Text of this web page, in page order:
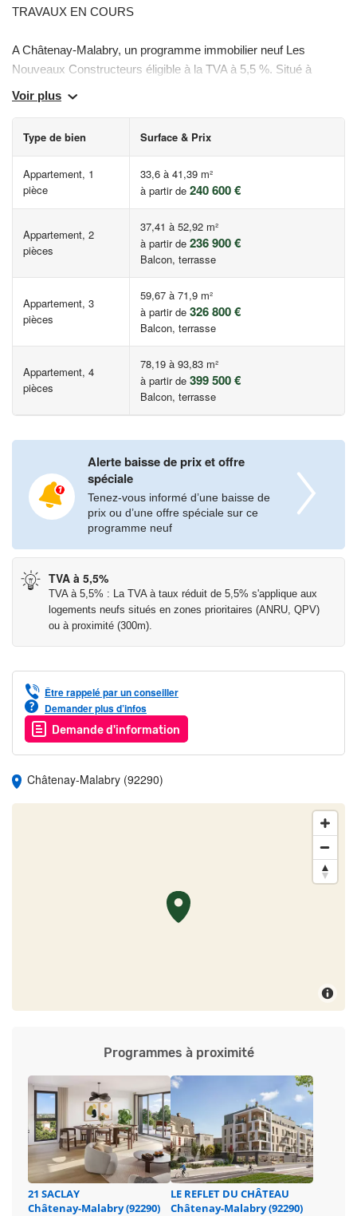
TRAVAUX EN COURS
A Châtenay-Malabry, un programme immobilier neuf Les
Nouveaux Constructeurs éligible à la TVA à 5,5 %. Situé à
distance piétonne du centre-ville et du parc de la Vallée aux
se compose d'appartements neufs du studio au 5 pièces, dont
prolongements extérieurs : balcon, loggia, terrasse ou jardin
RE 2020 proposant deux jardins paysagers d'agrément avec
bacs potagers partagés. Stationnements privatifs en sous-sol.
Nombreuses commodités dans un rayon de 900 m :
commerces et services de centre-ville, supermarché et
marché, offre complète d'établissements d'enseignement (de la
crèche au lycée), parc de la Vallée aux Loups, équipements
culturels et sportifs. Arrêt de bus au pied de la réalisation reliant
en 14 min à la gare La Croix de Berny. Accès à l'A86 à 700 m
(en connexion rapide avec la N118 et l'A6a).
*Voir Conditions sur
sont disponibles sur le site Géorisques :
www.georisques.gouv.fr
Voir plus
Type de bien Surface & Prix
Appartement, 1
pièce
33,6 à 41,39 m²
à partir de 240 600 €
Appartement, 2
pièces
37,41 à 52,92 m²
à partir de 236 900 €
Balcon, terrasse
Appartement, 3
pièces
59,67 à 71,9 m²
à partir de 326 800 €
Balcon, terrasse
Appartement, 4
pièces
78,19 à 93,83 m²
à partir de 399 500 €
Balcon, terrasse
Alerte baisse de prix et offre
spéciale
Tenez-vous informé d’une baisse de
prix ou d’une offre spéciale sur ce
programme neuf
TVA à 5,5%
TVA à 5,5% : La TVA à taux réduit de 5,5% s'applique aux
logements neufs situés en zones prioritaires (ANRU, QPV)
ou à proximité (300m).
Être rappelé par un conseiller
Demander plus d’infos
Demande d'information
Châtenay-Malabry (92290)
Programmes à proximité
21 SACLAY
Châtenay-Malabry (92290)
LE REFLET DU CHÂTEAU
Châtenay-Malabry (92290)